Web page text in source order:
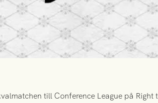
till Conference League på